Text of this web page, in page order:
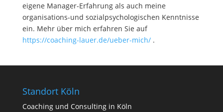
eigene Manager-Erfahrung als auch meine
organisations-und sozialpsychologischen Kenntnisse
ein. Mehr über mich erfahren Sie auf
https://coaching-lauer.de/ueber-mich/.
Standort Köln
Coa­ching und Con­sul­ting in Köln